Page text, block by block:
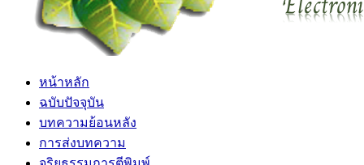
หน้าหลัก
ฉบับปัจจุบัน
บทความย้อนหลัง
การส่งบทความ